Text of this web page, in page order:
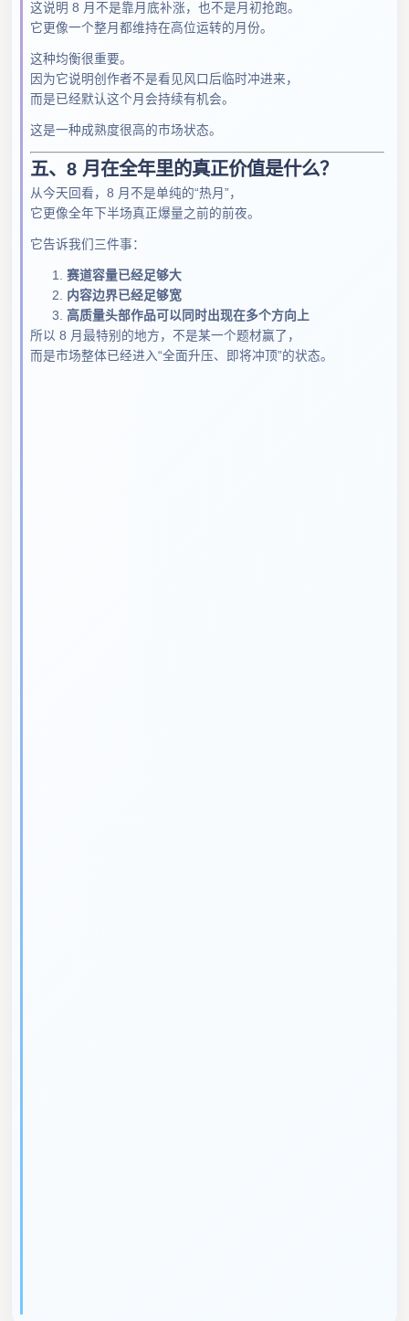
这说明 8 月不是靠月底补涨，也不是月初抢跑。
它更像一个整月都维持在高位运转的月份。
这种均衡很重要。
因为它说明创作者不是看见风口后临时冲进来，
而是已经默认这个月会持续有机会。
这是一种成熟度很高的市场状态。
五、8 月在全年里的真正价值是什么？
从今天回看，8 月不是单纯的“热月”，
它更像全年下半场真正爆量之前的前夜。
它告诉我们三件事：
赛道容量已经足够大
内容边界已经足够宽
高质量头部作品可以同时出现在多个方向上
所以 8 月最特别的地方，不是某一个题材赢了，
而是市场整体已经进入“全面升压、即将冲顶”的状态。